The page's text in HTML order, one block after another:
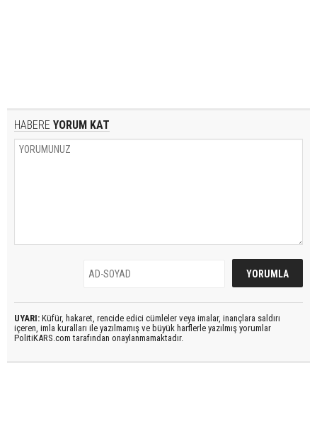
HABERE YORUM KAT
UYARI: Küfür, hakaret, rencide edici cümleler veya imalar, inançlara saldırı
içeren, imla kuralları ile yazılmamış ve büyük harflerle yazılmış yorumlar
PolitiKARS.com tarafından onaylanmamaktadır.